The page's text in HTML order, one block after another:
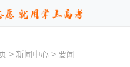
>新闻中心 > 要闻